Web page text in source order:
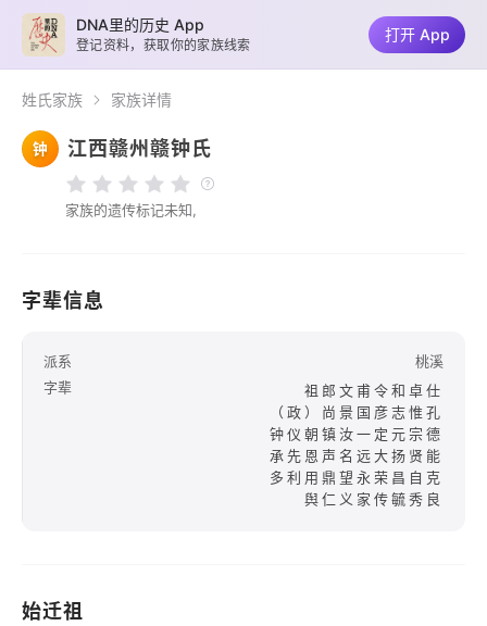
姓氏家族 家族详情
钟 江西赣州赣钟氏
家族的遗传标记未知,
字辈信息
派系
桃溪
字辈
祖郎文甫令和卓仕
（政）尚景国彦志惟孔
钟仪朝镇汝一定元宗德
承先恩声名远大扬贤能
多利用鼎望永荣昌自克
舆仁义家传毓秀良
始迁祖
DNA里的历史 App
登记资料，获取你的家族线索
打开 App